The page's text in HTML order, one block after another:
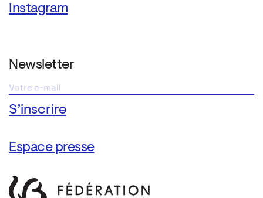
Instagram
Newsletter
Espace presse